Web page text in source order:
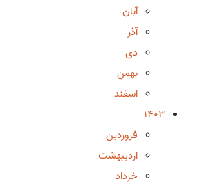
آبان
آذر
دی
بهمن
اسفند
1403
فروردین
اردیبهشت
خرداد